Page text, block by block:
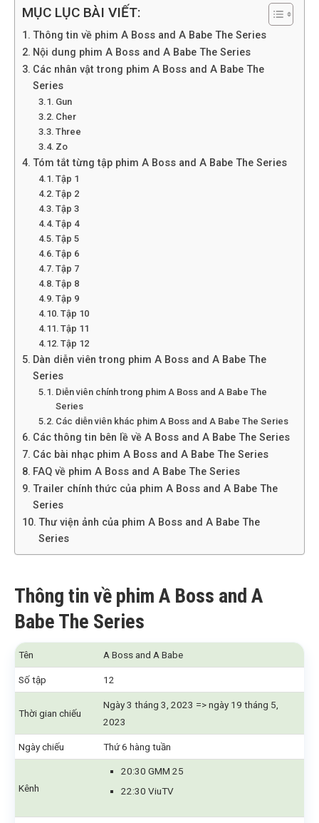
MỤC LỤC BÀI VIẾT:
Thông tin về phim A Boss and A Babe The Series
Nội dung phim A Boss and A Babe The Series
Các nhân vật trong phim A Boss and A Babe The
Series
Gun
Cher
Three
Zo
Tóm tắt từng tập phim A Boss and A Babe The Series
Tập 1
Tập 2
Tập 3
Tập 4
Tập 5
Tập 6
Tập 7
Tập 8
Tập 9
Tập 10
Tập 11
Tập 12
Dàn diễn viên trong phim A Boss and A Babe The
Series
Diễn viên chính trong phim A Boss and A Babe The
Series
Các diễn viên khác phim A Boss and A Babe The Series
Các thông tin bên lề về A Boss and A Babe The Series
Các bài nhạc phim A Boss and A Babe The Series
FAQ về phim A Boss and A Babe The Series
Trailer chính thức của phim A Boss and A Babe The
Series
Thư viện ảnh của phim A Boss and A Babe The
Series
Thông tin về phim A Boss and A
Babe The Series
Tên A Boss and A Babe
Số tập 12
Thời gian chiếu
Ngày 3 tháng 3, 2023 => ngày 19 tháng 5,
2023
Ngày chiếu Thứ 6 hàng tuần
Kênh
20:30 GMM 25
22:30 ViuTV